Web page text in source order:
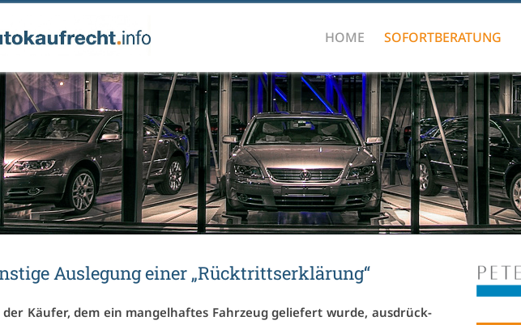
HOME SOFORTBERATUNG
Aus­le­gung ei­ner „Rück­tritts­er­klä­rung“
Käu­fer, dem ein man­gel­haf­tes Fahr­zeug ge­lie­fert wur­de, aus­drück­